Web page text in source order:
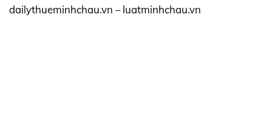
dailythueminhchau.vn – luatminhchau.vn